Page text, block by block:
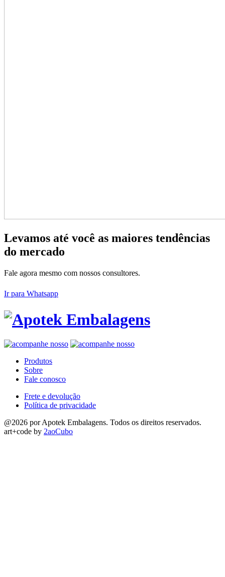
Levamos até você as maiores tendências
do mercado
Fale agora mesmo com nossos consultores.
Ir para Whatsapp
Produtos
Sobre
Fale conosco
Frete e devolução
Política de privacidade
@2026 por Apotek Embalagens. Todos os direitos reservados.
art+code by 2aoCubo